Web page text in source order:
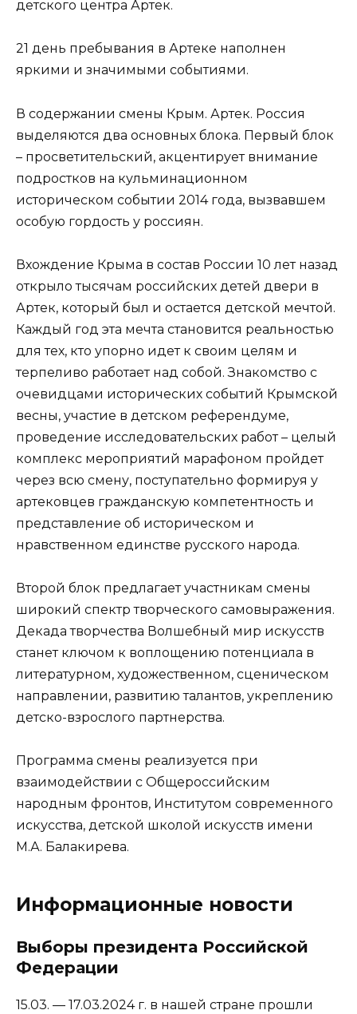
детского центра Артек.
21 день пребывания в Артеке наполнен
яркими и значимыми событиями.
В содержании смены Крым. Артек. Россия
выделяются два основных блока. Первый блок
– просветительский, акцентирует внимание
подростков на кульминационном
историческом событии 2014 года, вызвавшем
особую гордость у россиян.
Вхождение Крыма в состав России 10 лет назад
открыло тысячам российских детей двери в
Артек, который был и остается детской мечтой.
Каждый год эта мечта становится реальностью
для тех, кто упорно идет к своим целям и
терпеливо работает над собой. Знакомство с
очевидцами исторических событий Крымской
весны, участие в детском референдуме,
проведение исследовательских работ – целый
комплекс мероприятий марафоном пройдет
через всю смену, поступательно формируя у
артековцев гражданскую компетентность и
представление об историческом и
нравственном единстве русского народа.
Второй блок предлагает участникам смены
широкий спектр творческого самовыражения.
Декада творчества Волшебный мир искусств
станет ключом к воплощению потенциала в
литературном, художественном, сценическом
направлении, развитию талантов, укреплению
детско-взрослого партнерства.
Программа смены реализуется при
взаимодействии с Общероссийским
народным фронтов, Институтом современного
искусства, детской школой искусств имени
М.А. Балакирева.
Информационные новости
Выборы президента Российской
Федерации
15.03. — 17.03.2024 г. в нашей стране прошли